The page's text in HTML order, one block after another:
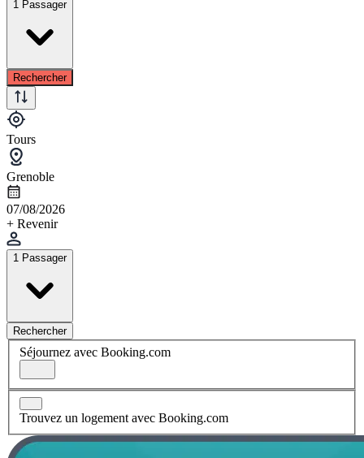
1 Passager
Rechercher
Tours
Grenoble
07/08/2026
+ Revenir
1 Passager
Rechercher
Séjournez avec Booking.com
Trouvez un logement avec Booking.com